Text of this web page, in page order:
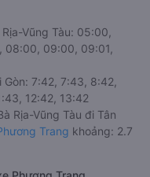
Vũng Tàu: 05:00,
08:00, 09:00, 09:01,
Gòn: 7:42, 7:43, 8:42,
12:42, 13:42
Rịa-Vũng Tàu đi Tân
Trang khoảng: 2.7